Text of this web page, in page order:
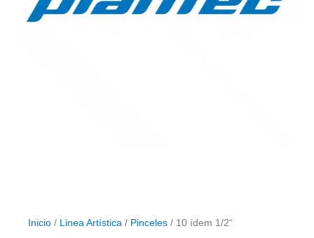
Inicio / Linea Artística / Pinceles / 10 ídem 1/2“